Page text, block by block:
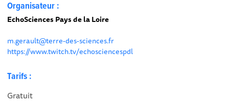
Organisateur :
EchoSciences Pays de la Loire
m.gerault@terre-des-sciences.fr
https://www.twitch.tv/echosciencespdl
Tarifs :
Gratuit